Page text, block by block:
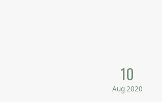
10
Aug 2020